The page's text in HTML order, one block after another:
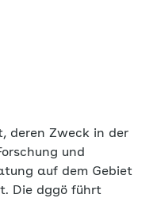
deren Zweck in der
und
auf dem Gebiet
Die dggö führt